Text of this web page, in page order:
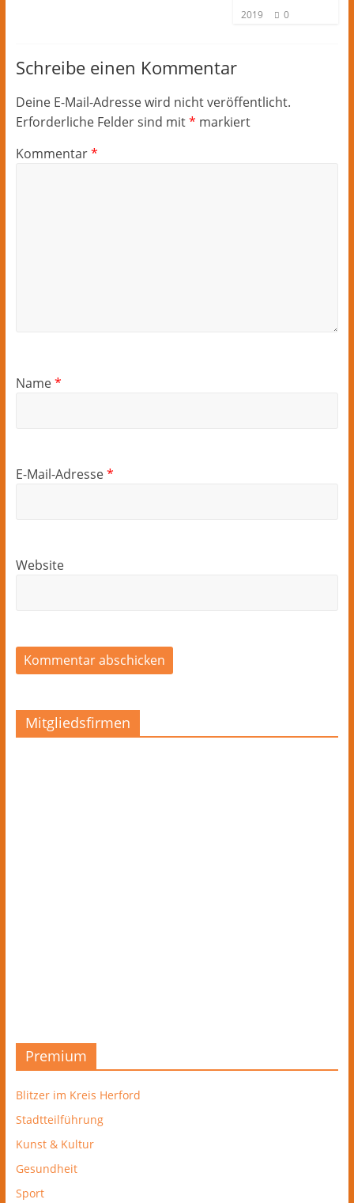
2019
0
Schreibe einen Kommentar
Deine E-Mail-Adresse wird nicht veröffentlicht.
Erforderliche Felder sind mit* markiert
Kommentar*
Name*
E-Mail-Adresse*
Website
Mitgliedsfirmen
Premium
Blitzer im Kreis Herford
Stadtteilführung
Kunst & Kultur
Gesundheit
Sport